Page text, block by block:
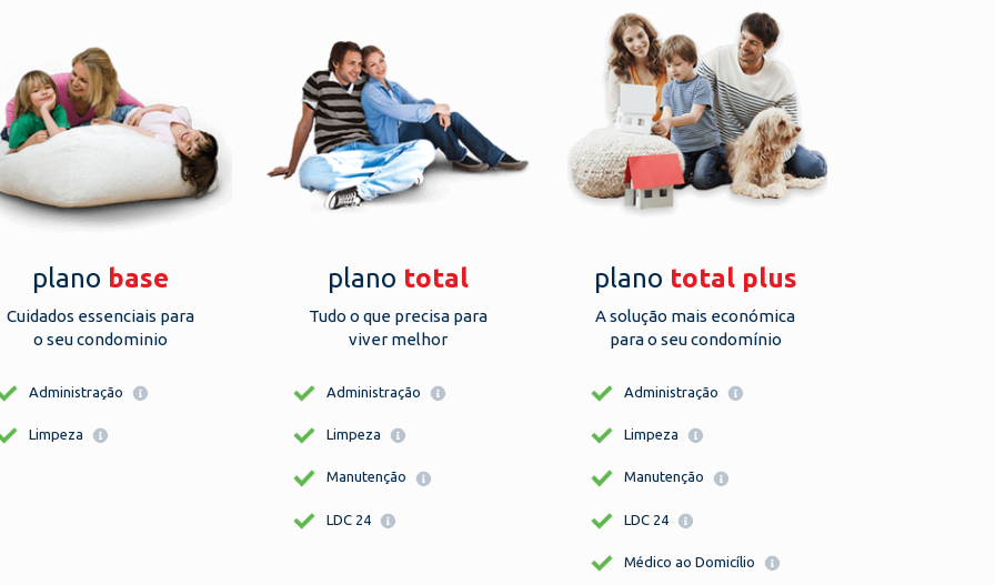
plano base
Cuidados essenciais para
o seu condominio
Administração
Limpeza
plano total
Tudo o que precisa para
viver melhor
Administração
Limpeza
Manutenção
LDC 24
plano total plus
A solução mais económica
para o seu condomínio
Administração
Limpeza
Manutenção
LDC 24
Médico ao Domicílio